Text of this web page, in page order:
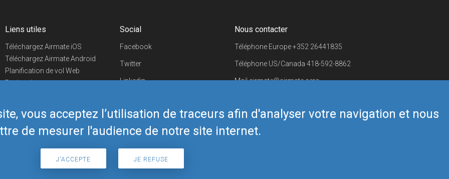
vous acceptez l’utilisation de traceurs afin d'analyser votre navigation et nous
de mesurer l'audience de notre site internet.
J'ACCEPTE JE REFUSE
Liens utiles
Téléchargez Airmate iOS
Téléchargez Airmate Android
Planification de vol Web
Recherche
Boutique Airmate
Social
Facebook
Twitter
Linkedin
Telegram
Nous contacter
Téléphone Europe+352 26441835
Téléphone US/Canada 418-592-8862
Mailairmate@airmate.aero